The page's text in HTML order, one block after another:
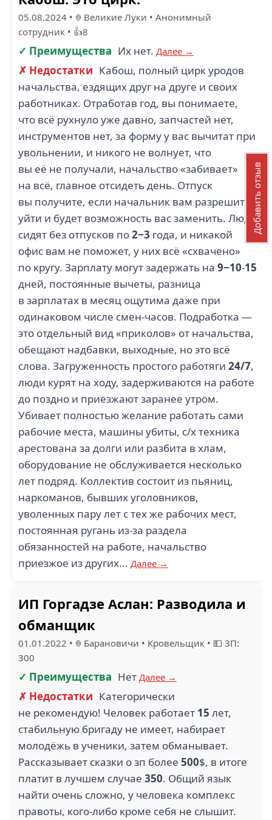
05.08.2024 • Великие Луки • Анонимный
сотрудник • 👍8
✓ Преимущества Их нет. Далее →
✗ Недостатки Кабош, полный цирк уродов
начальства, ездящих друг на друге и своих
работниках. Отработав год, вы понимаете,
что всё рухнуло уже давно, запчастей нет,
инструментов нет, за форму у вас вычитат при
увольнении, и никого не волнует, что
вы её не получали, начальство «забивает»
на всё, главное отсидеть день. Отпуск
вы получите, если начальник вам разрешит
уйти и будет возможность вас заменить. Люди
сидят без отпусков по2−3 года, и никакой
офис вам не поможет, у них всё «схвачено»
по кругу. Зарплату могут задержать на 9−10-15
дней, постоянные вычеты, разница
в зарплатах в месяц ощутима даже при
одинаковом числе смен-часов. Подработка —
это отдельный вид «приколов» от начальства,
обещают надбавки, выходные, но это всё
слова. Загруженность простого работяги 24/7,
люди курят на ходу, задерживаются на работе
до поздно и приезжают заранее утром.
Убивает полностью желание работать сами
рабочие места, машины убиты, с/х техника
арестована за долги или разбита в хлам,
оборудование не обслуживается несколько
лет подряд. Коллектив состоит из пьяниц,
наркоманов, бывших уголовников,
уволенных пару лет с тех же рабочих мест,
постоянная ругань из-за раздела
обязанностей на работе, начальство
приезжое из других... Далее →
ИП Горгадзе Аслан: Разводила и
обманщик
01.01.2022 • Барановичи • Кровельщик • 💵 ЗП:
300
✓ Преимущества Нет Далее →
✗ Недостатки Категорически
не рекомендую! Человек работает 15 лет,
стабильную бригаду не имеет, набирает
молодёжь в ученики, затем обманывает.
Рассказывает сказки о зп более 500$, в итоге
платит в лучшем случае 350. Общий язык
найти очень сложно, у человека комплекс
правоты, кого-либо кроме себя не слышит.
Добавить отзыв